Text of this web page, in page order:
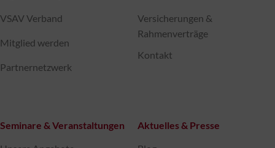
VSAV Verband
Mitglied werden
Partnernetzwerk
Versicherungen &
Rahmenverträge
Kontakt
Seminare & Veranstaltungen
Aktuelles & Presse